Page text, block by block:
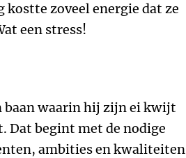
kostte zoveel energie dat ze
een stress!
baan waarin hij zijn ei kwijt
Dat begint met de nodige
ambities en kwaliteiten